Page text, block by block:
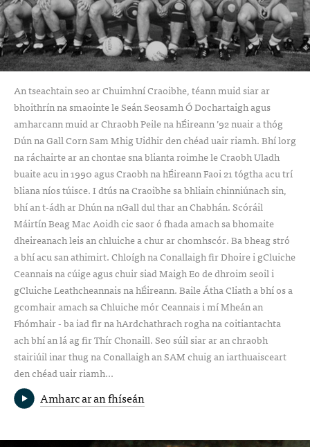
An tseachtain seo ar Chuimhní Craoibhe, téann muid siar ar
bhoithrín na smaointe le Seán Seosamh Ó Dochartaigh agus
amharcann muid ar Chraobh Peile na hÉireann ’92 nuair a thóg
Dún na Gall Corn Sam Mhig Uidhir den chéad uair riamh. Bhí lorg
na ráchairte ar an chontae sna blianta roimhe le Craobh Uladh
buaite acu in 1990 agus Craobh na hÉireann Faoi 21 tógtha acu trí
bliana níos túisce. I dtús na Craoibhe sa bhliain chinniúnach sin,
bhí an t-ádh ar Dhún na nGall dul thar an Chabhán. Scóráil
Máirtín Beag Mac Aoidh cic saor ó fhada amach sa bhomaite
dheireanach leis an chluiche a chur ar chomhscór. Ba bheag stró
a bhí acu san athimirt. Chloígh na Conallaigh fir Dhoire i gCluiche
Ceannais na cúige agus chuir siad Maigh Eo de dhroim seoil i
gCluiche Leathcheannais na hÉireann. Baile Átha Cliath a bhí os a
gcomhair amach sa Chluiche mór Ceannais i mí Mheán an
Fhómhair - ba iad fir na hArdchathrach rogha na coitiantachta
ach bhí an lá ag fir Thír Chonaill. Seo súil siar ar an chraobh
stairiúil inar thug na Conallaigh an SAM chuig an iarthuaisceart
den chéad uair riamh...
Amharc ar an fhíseán